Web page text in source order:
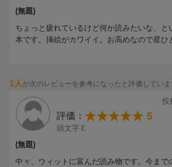
(無題)
ちょっと疲れているけど何か読みたいな、と
本です。挿絵がカワイイ。お高めなので星ひ
1人が次のレビューを参考になったと評価していま
投
評価： 5
頭文字Ｅ
(無題)
中々、ウィットに富んだ読み物です。今まで